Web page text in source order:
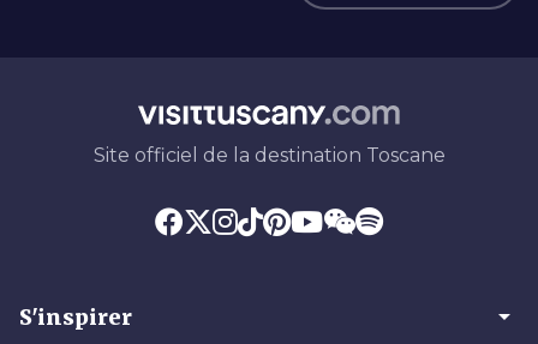
Site officiel de la destination Toscane
S'inspirer arrow_drop_down